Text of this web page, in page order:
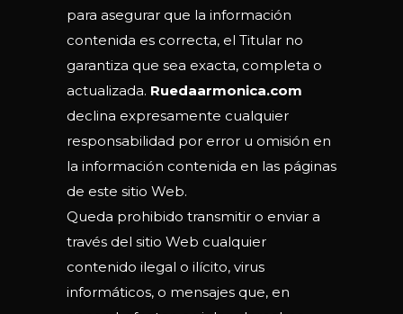
para asegurar que la información
contenida es correcta, el Titular no
garantiza que sea exacta, completa o
actualizada. Ruedaarmonica.com
declina expresamente cualquier
responsabilidad por error u omisión en
la información contenida en las páginas
de este sitio Web.
Queda prohibido transmitir o enviar a
través del sitio Web cualquier
contenido ilegal o ilícito, virus
informáticos, o mensajes que, en